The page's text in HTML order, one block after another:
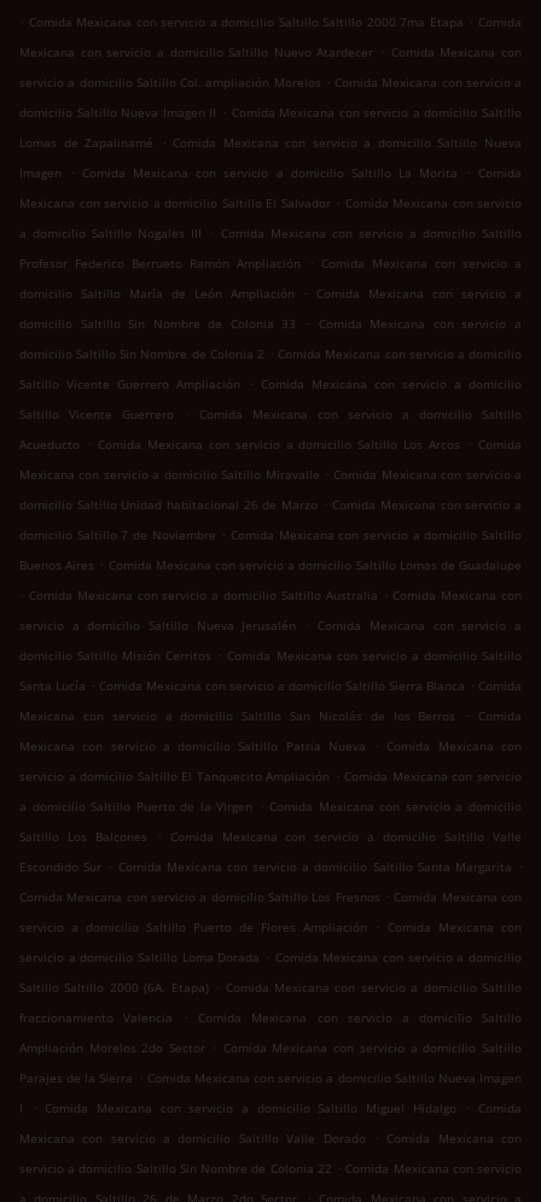
. Comida Mexicana con servicio a domicilio Saltillo Saltillo 2000 7ma Etapa . Comida
Mexicana con servicio a domicilio Saltillo Nuevo Atardecer . Comida Mexicana con
servicio a domicilio Saltillo Col. ampliación Morelos . Comida Mexicana con servicio a
domicilio Saltillo Nueva Imagen II . Comida Mexicana con servicio a domicilio Saltillo
Lomas de Zapalinamé
. Comida Mexicana con servicio a domicilio Saltillo Nueva
Imagen
. Comida Mexicana con servicio a domicilio Saltillo La Morita . Comida
Mexicana con servicio a domicilio Saltillo El Salvador . Comida Mexicana con servicio
a domicilio Saltillo Nogales III
. Comida Mexicana con servicio a domicilio Saltillo
Profesor Federico Berrueto Ramón Ampliación
. Comida Mexicana con servicio a
domicilio Saltillo María de León Ampliación
.
Comida Mexicana con servicio a
domicilio Saltillo Sin Nombre de Colonia 33
.
Comida Mexicana con servicio a
domicilio Saltillo Sin Nombre de Colonia 2 . Comida Mexicana con servicio a domicilio
Saltillo Vicente Guerrero Ampliación
. Comida Mexicana con servicio a domicilio
Saltillo Vicente Guerrero
.
Comida Mexicana con servicio a domicilio Saltillo
Acueducto
. Comida Mexicana con servicio a domicilio Saltillo Los Arcos . Comida
Mexicana con servicio a domicilio Saltillo Miravalle . Comida Mexicana con servicio a
domicilio Saltillo Unidad habitacional 26 de Marzo . Comida Mexicana con servicio a
domicilio Saltillo 7 de Noviembre . Comida Mexicana con servicio a domicilio Saltillo
Buenos Aires . Comida Mexicana con servicio a domicilio Saltillo Lomas de Guadalupe
. Comida Mexicana con servicio a domicilio Saltillo Australia . Comida Mexicana con
servicio a domicilio Saltillo Nueva Jerusalén
. Comida Mexicana con servicio a
domicilio Saltillo Misión Cerritos . Comida Mexicana con servicio a domicilio Saltillo
Santa Lucía . Comida Mexicana con servicio a domicilio Saltillo Sierra Blanca . Comida
Mexicana con servicio a domicilio Saltillo San Nicolás de los Berros
.
Comida
Mexicana con servicio a domicilio Saltillo Patria Nueva
. Comida Mexicana con
servicio a domicilio Saltillo El Tanquecito Ampliación . Comida Mexicana con servicio
a domicilio Saltillo Puerto de la Virgen
. Comida Mexicana con servicio a domicilio
Saltillo Los Balcones
.
Comida Mexicana con servicio a domicilio Saltillo Valle
Escondido Sur . Comida Mexicana con servicio a domicilio Saltillo Santa Margarita .
Comida Mexicana con servicio a domicilio Saltillo Los Fresnos . Comida Mexicana con
servicio a domicilio Saltillo Puerto de Flores Ampliación
. Comida Mexicana con
servicio a domicilio Saltillo Loma Dorada . Comida Mexicana con servicio a domicilio
Saltillo Saltillo 2000 (6A. Etapa) . Comida Mexicana con servicio a domicilio Saltillo
fraccionamiento Valencia
.
Comida Mexicana con servicio a domicilio Saltillo
Ampliación Morelos 2do Sector . Comida Mexicana con servicio a domicilio Saltillo
Parajes de la Sierra . Comida Mexicana con servicio a domicilio Saltillo Nueva Imagen
I
. Comida Mexicana con servicio a domicilio Saltillo Miguel Hidalgo .
Comida
Mexicana con servicio a domicilio Saltillo Valle Dorado
. Comida Mexicana con
servicio a domicilio Saltillo Sin Nombre de Colonia 22 . Comida Mexicana con servicio
.